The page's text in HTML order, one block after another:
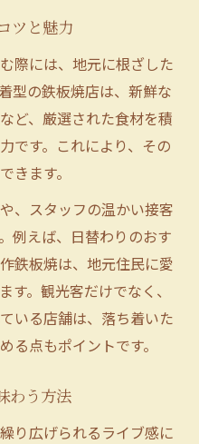
ツと魅力
際には、地元に根ざした
型の鉄板焼店は、新鮮な
ど、厳選された食材を積
です。これにより、その
きます。
、スタッフの温かい接客
例えば、日替わりのおす
鉄板焼は、地元住民に愛
す。観光客だけでなく、
いる店舗は、落ち着いた
る点もポイントです。
わう方法
り広げられるライブ感に